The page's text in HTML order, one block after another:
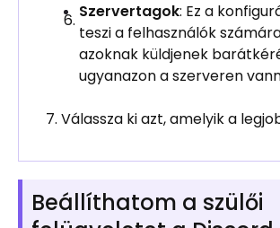
Szervertagok: Ez a
teszi a felhasználók
azoknak küldjenek
ugyanazon a szerveren
Válassza ki azt, amelyik a
Beállíthatom a szülői